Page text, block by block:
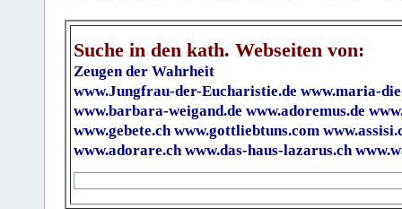
Suche in den kath. Webseiten von:
Zeugen der Wahrheit
www.Jungfrau-der-Eucharistie.de www.maria-
www.barbara-weigand.de www.adoremus.de
www.gebete.ch www.gottliebtuns.com
www.adorare.ch www.das-haus-lazarus.ch